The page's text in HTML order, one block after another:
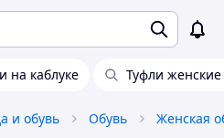
на каблуке Туфли женские
и обувь Обувь Женская